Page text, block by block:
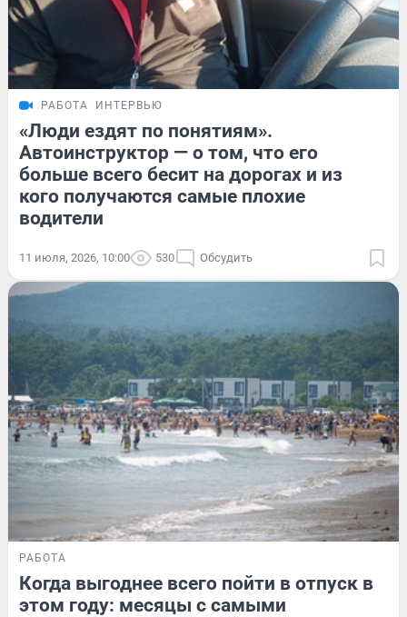
РАБОТА ИНТЕРВЬЮ
«Люди ездят по понятиям».
Автоинструктор — о том, что его
больше всего бесит на дорогах и из
кого получаются самые плохие
водители
11 июля, 2026, 10:00 530 Обсудить
РАБОТА
Когда выгоднее всего пойти в отпуск в
этом году: месяцы с самыми